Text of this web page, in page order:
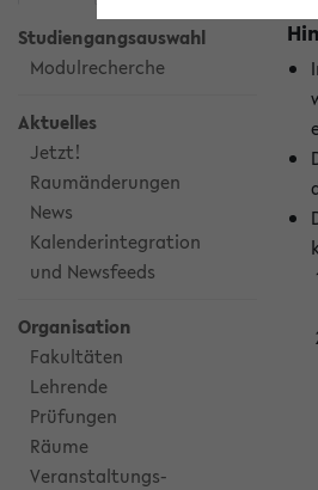
Studiengangsauswahl
Modulrecherche
Aktuelles
Jetzt!
Raumänderungen
News
Kalenderintegration
und Newsfeeds
Organisation
Fakultäten
Lehrende
Prüfungen
Räume
Veranstaltungs-